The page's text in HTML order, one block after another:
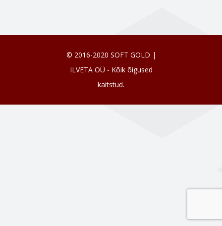
© 2016-2020 SOFT GOLD |
ILVETA OÜ - Kõik õigused
kaitstud.